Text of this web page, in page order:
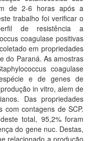
de 2-6 horas após a
trabalho foi verificar o
de resistência a
coagulase positivas
em propriedades
do Paraná. As amostras
coagulase
e de genes de
in vitro, alem de
Das propriedades
com contagens de SCP.
total, 95,2% foram
do gene nuc. Destas,
relacionado a produção